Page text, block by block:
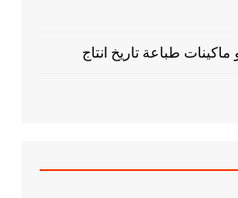
طباعة تاريخ انتاج